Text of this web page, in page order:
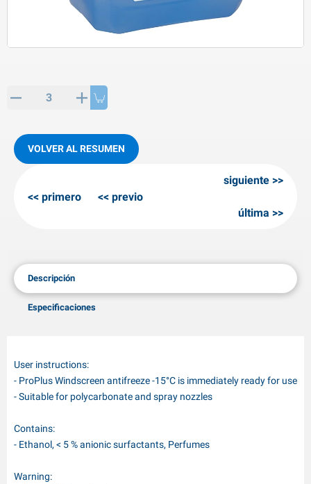
AL-KO
para invierno
invernales
VOLVER AL RESUMEN
primero previo
siguiente
última
Descripción
Especificaciones
User instructions:
- ProPlus Windscreen antifreeze -15°C is immediately ready for use
- Suitable for polycarbonate and spray nozzles
Contains:
- Ethanol, < 5 % anionic surfactants, Perfumes
Warning: